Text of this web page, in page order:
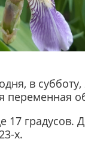
в
переменная
17 градусов.
х.